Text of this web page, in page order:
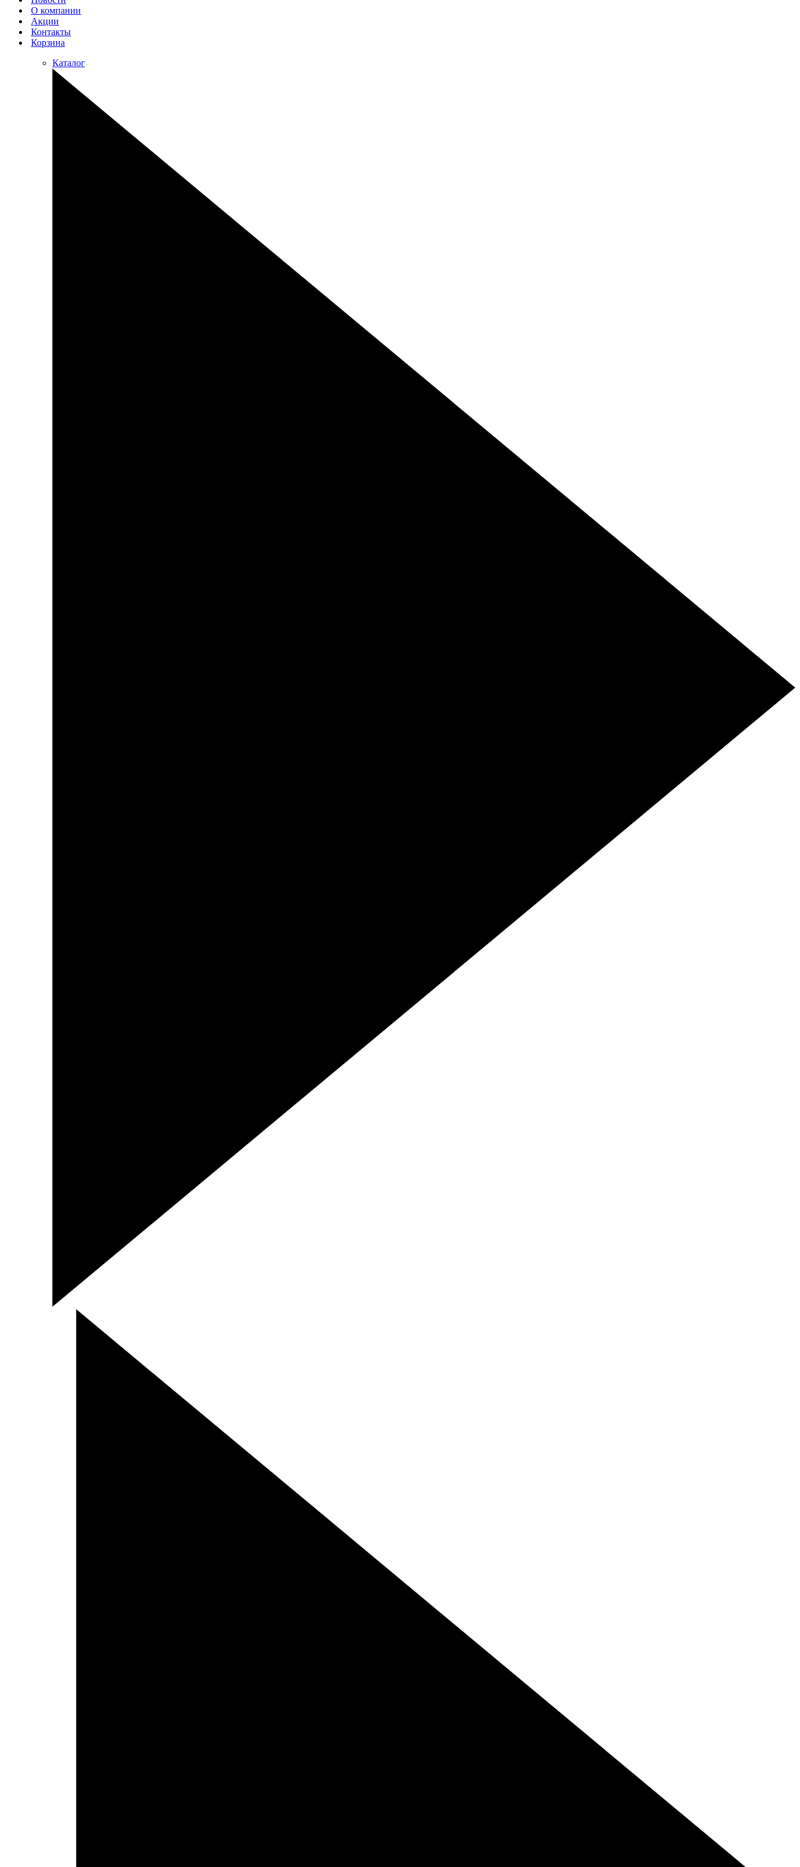
О компании
Акции
Контакты
Корзина
Каталог